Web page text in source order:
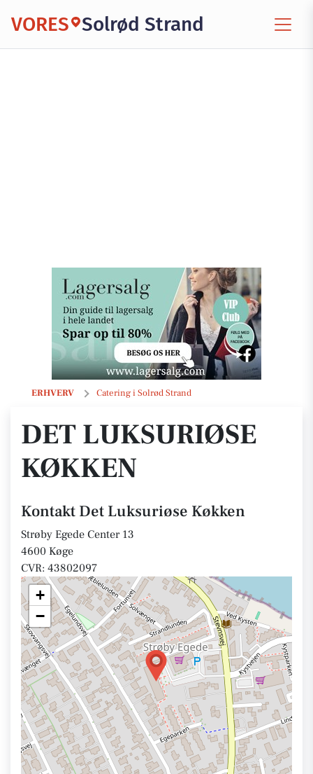
VORES Solrød Strand
ERHVERV Catering i Solrød Strand
Det Luksuriøse Køkken
DET LUKSURIØSE
KØKKEN
Kontakt Det Luksuriøse Køkken
Strøby Egede Center 13
4600 Køge
CVR: 43802097
+
−